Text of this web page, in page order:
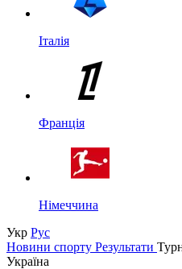
Італія
Франція
Німеччина
Укр Рус
Новини спорту Результати
Україна